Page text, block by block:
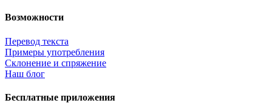
Возможности
Перевод текста
Примеры употребления
Склонение и спряжение
Наш блог
Бесплатные приложения